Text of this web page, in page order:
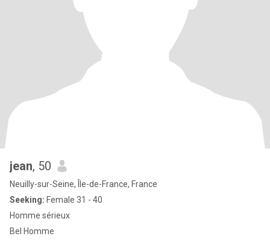
jean, 50
Neuilly-sur-Seine, Île-de-France, France
Seeking: Female 31 - 40
Homme sérieux
Bel Homme